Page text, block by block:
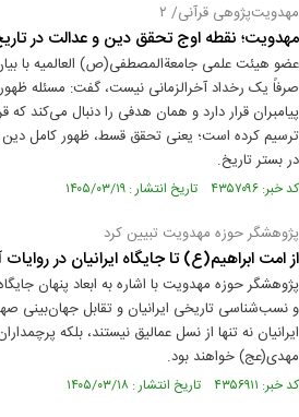
مهدویت‌پژوهی قرآنی/ ٢
مهدویت؛ نقطه اوج تحقق دین و عدالت در
عضو هیئت علمی جامعةالمصطفی(ص) العالمیه با
صرفاً یک رخداد آخرالزمانی نیست، گفت: مسئله
پیامبران قرار دارد و همان هدفی را دنبال می‌کند
ترسیم کرده است؛ یعنی تحقق قسط، ظهور کامل
در بستر تاریخ.
کد خبر: ۴۳۵۷۰۹۶ تاریخ انتشار : ۱۴۰۵/۰۳/۱۹
پژوهشگر حوزه مهدویت تبیین کرد
از امت ابراهیم(ع) تا جایگاه ایرانیان در روایات
پژوهشگر حوزه مهدویت با اشاره به ابعاد پنهان جایگاه
و نسب‌شناسی تاریخی ایرانيان و تقابل جهان‌بینی
ایرانیان نه‌ تنها از نسل عمالیق نیستند، بلکه
مهدی(عج) خواهند بود.
کد خبر: ۴۳۵۶۹۱۱ تاریخ انتشار : ۱۴۰۵/۰۳/۱۸